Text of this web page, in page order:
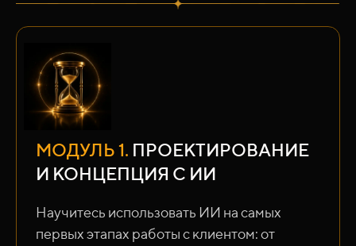
МОДУЛЬ 1. ПРОЕКТИРОВАНИЕ
И КОНЦЕПЦИЯ С ИИ
Научитесь использовать ИИ на самых
первых этапах работы с клиентом: от